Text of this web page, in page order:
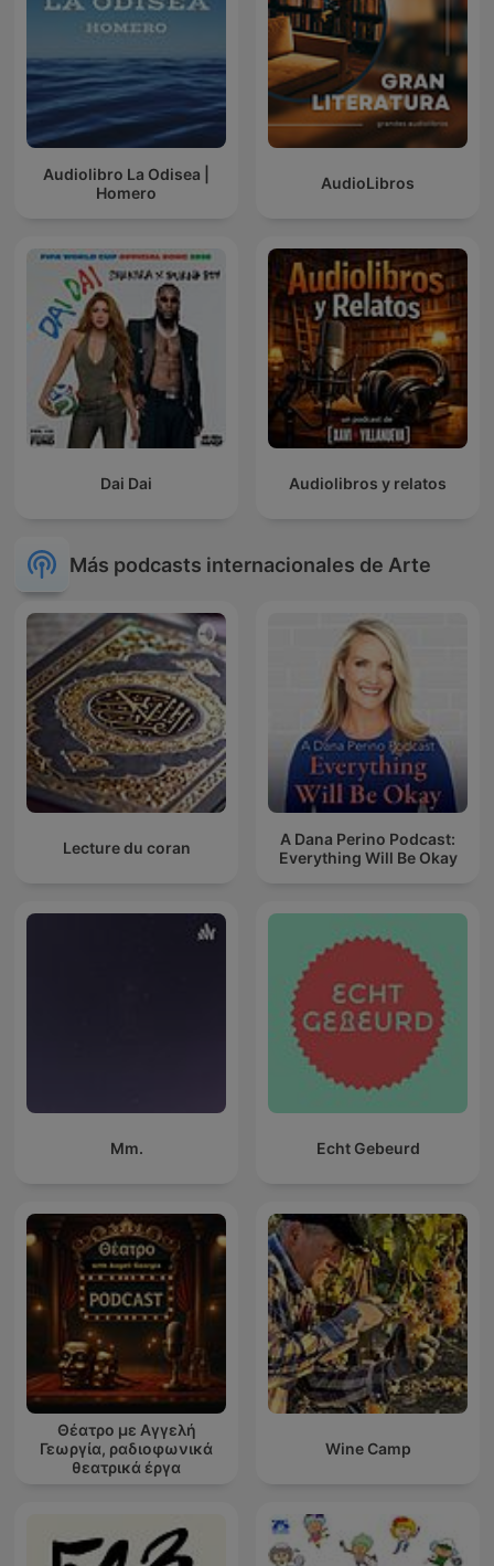
Audiolibro La Odisea |
Homero
AudioLibros
Dai Dai Audiolibros y relatos
Más podcasts internacionales de Arte
Lecture du coran
A Dana Perino Podcast:
Everything Will Be Okay
Mm. Echt Gebeurd
Θέατρο με Αγγελή
Γεωργία, ραδιοφωνικά
θεατρικά έργα
Wine Camp